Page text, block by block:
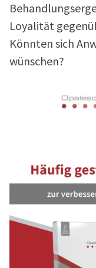
Loyalität
Könnten sich
wünschen?